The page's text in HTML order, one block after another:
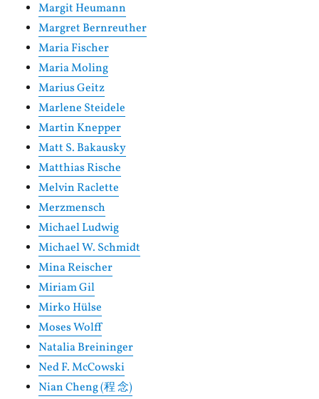
Margit Heumann
Margret Bernreuther
Maria Fischer
Maria Moling
Marius Geitz
Marlene Steidele
Martin Knepper
Matt S. Bakausky
Matthias Rische
Melvin Raclette
Merzmensch
Michael Ludwig
Michael W. Schmidt
Mina Reischer
Miriam Gil
Mirko Hülse
Moses Wolff
Natalia Breininger
Ned F. McCowski
Nian Cheng (程 念)